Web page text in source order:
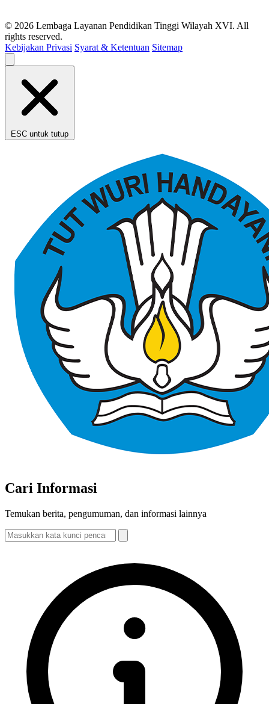
© 2026 Lembaga Layanan Pendidikan Tinggi Wilayah XVI. All
rights reserved.
Kebijakan Privasi Syarat & Ketentuan Sitemap
ESC untuk tutup
Cari Informasi
Temukan berita, pengumuman, dan informasi lainnya